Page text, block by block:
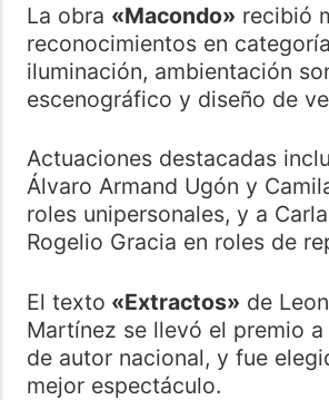
La obra «Macondo» recibió
reconocimientos en
iluminación, ambientación
escenográfico y diseño de
Actuaciones destacadas
Álvaro Armand Ugón y
roles unipersonales, y a
Rogelio Gracia en roles de
El texto «Extractos» de
Martínez se llevó el premio
de autor nacional, y fue
mejor espectáculo.